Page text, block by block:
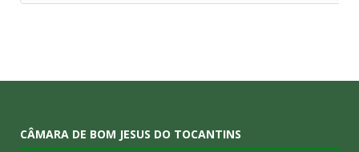
CÂMARA DE BOM JESUS DO TOCANTINS